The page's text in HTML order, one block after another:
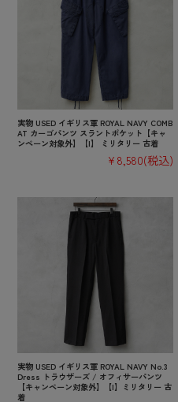
実物 USED イギリス軍 ROYAL NAVY COMB
AT カーゴパンツ スラントポケット【キャ
ンペーン対象外】【I】 ミリタリー 古着
¥8,580(税込)
実物 USED イギリス軍 ROYAL NAVY No.3
Dress トラウザーズ / オフィサーパンツ
【キャンペーン対象外】【I】ミリタリー 古
着